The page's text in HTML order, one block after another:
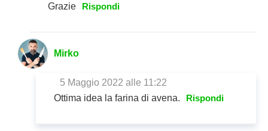
Grazie
Rispondi
Mirko
5 Maggio 2022 alle 11:22
Ottima idea la farina di avena.
Rispondi